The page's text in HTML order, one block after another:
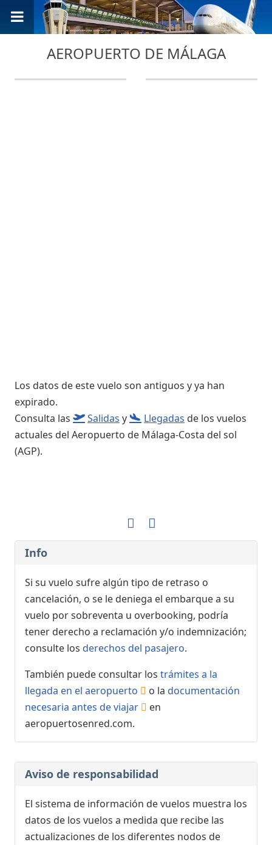
AEROPUERTO DE MÁLAGA
Los datos de este vuelo son antiguos y ya han
expirado.
Consulta las
Salidas y Llegadas de los vuelos
actuales del Aeropuerto de Málaga-Costa del sol
(AGP).
Info
Si su vuelo sufre algún tipo de retraso o
cancelación, o se le deniega el embarque a su
vuelo por sobreventa u overbooking, podría
tener derecho a reclamación y/o indemnización;
consulte los derechos del pasajero.
También puede consultar los trámites a la
llegada en el aeropuerto
o la documentación
necesaria antes de viajar
en
aeropuertosenred.com.
Aviso de responsabilidad
El sistema de información de vuelos muestra los
datos de los vuelos a medida que recibe las
actualizaciones de los diferentes nodos de